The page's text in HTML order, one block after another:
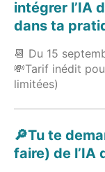
intégrer l’IA
dans ta
📆 Du 15
💸Tarif inédit
limitées)
🔎Tu te
faire) de l’IA